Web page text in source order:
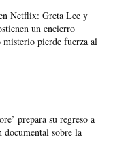
Netflix: Greta Lee y
un encierro
pierde fuerza al
prepara su regreso a
sobre la